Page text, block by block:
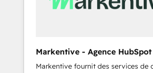
of HubSpot. We give you a Personal
know what you don't know'
recommendations to maximize
Markentive - Agence
EN
Markentive fournit des services de